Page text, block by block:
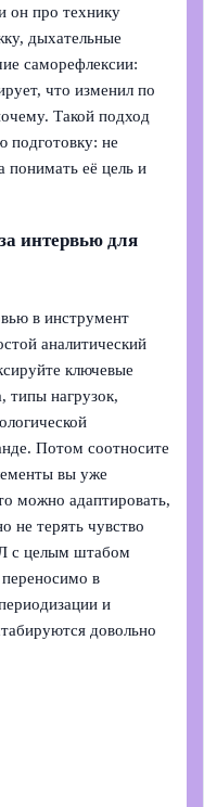
он про технику
дыхательные
саморефлексии:
что изменил по
Такой подход
подготовку: не
понимать её цель и
интервью для
в инструмент
аналитический
ключевые
типы нагрузок,
Потом соотносите
вы уже
можно адаптировать,
не терять чувство
с целым штабом
в
и
довольно